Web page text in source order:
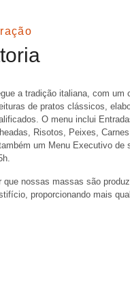
atradição italiana, com um
de pratos clássicos,
O menu inclui
Risotos, Peixes,
um Menu Executivo de
.
que nossas massas são
proporcionando mais